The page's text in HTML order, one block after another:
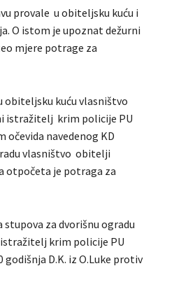
provale u obiteljsku kuću i
O istom je upoznat dežurni
mjere potrage za
obiteljsku kuću vlasništvo
istražitelj krim policije PU
navedenog KD
vlasništvo obitelji
otpočeta je potraga za
stupova za dvorišnu ogradu
krim policije PU
D.K. iz O.Luke protiv